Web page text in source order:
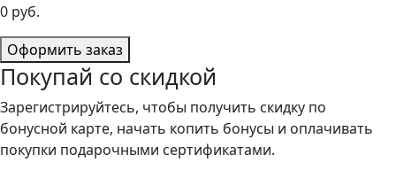
0 руб.
Оформить заказ
Покупай со скидкой
Зарегистрируйтесь, чтобы получить скидку по
бонусной карте, начать копить бонусы и оплачивать
покупки подарочными сертификатами.